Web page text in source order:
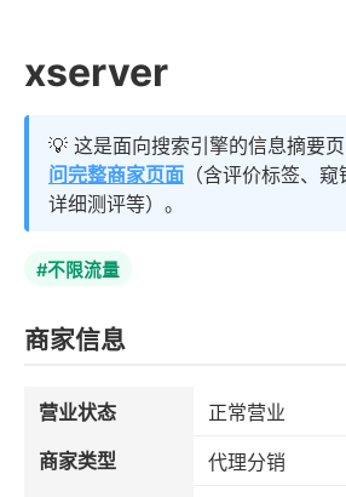
xserver
💡 这是面向搜索引擎的信息摘要页
问完整商家页面 （含评价标签、窥
详细测评等）。
#不限流量
商家信息
营业状态
正常营业
商家类型
代理分销